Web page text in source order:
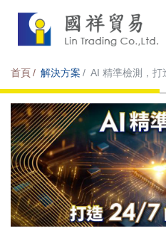
首頁 解決方案 AI 精準檢測，打